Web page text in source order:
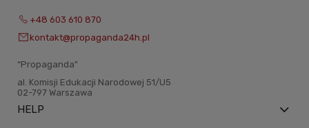
+48 603 610 870
kontakt@propaganda24h.pl
“Propaganda"
al. Komisji Edukacji Narodowej 51/U5
02-797 Warszawa
HELP